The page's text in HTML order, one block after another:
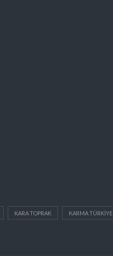
KARA TOPRAK KARMA TÜRKIYE